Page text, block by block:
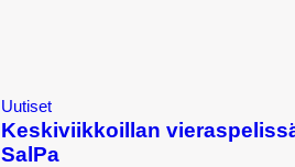
Uutiset
Keskiviikkoillan
SalPa